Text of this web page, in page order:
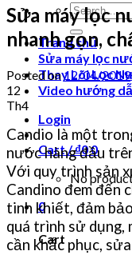
Search
for:
Trang chủ
Sửa máy lọc
Thay Lõi Lọc
Video hướng
Login
Cart /₫00
No
0
Cart
Sửa máy lọc
nhanh gọn,
Posted on12/04/2019
12
Th4
Candio là một
nước hàng đầu
Với quy trình sản
Candino đem đến
tinh khiết, đảm
quá trình sử dụng,
cần khắc phục,